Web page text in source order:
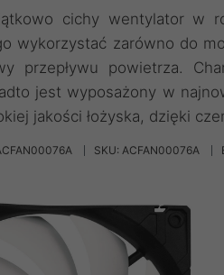
cichy wentylator w
wykorzystać zarówno do
przepływu powietrza.
jest wyposażony w
jakości łożyska, dzięki
SKU: ACFAN00076A